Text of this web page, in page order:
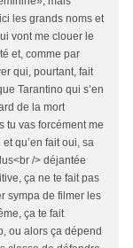
les grands noms et
vont me clouer le
et, comme par
qui, pourtant, fait
Tarantino qui s’en
de la mort
tu vas forcément me
qu’en fait oui, sa
/> déjantée
ça ne te fait pas
sympa de filmer les
ça te fait
ou alors ça dépend